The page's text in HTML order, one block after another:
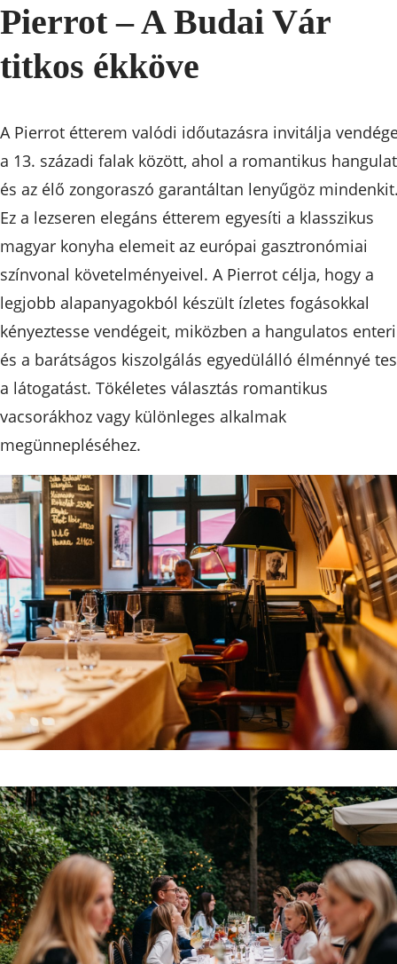
Pierrot – A Budai Vár
titkos ékköve
A Pierrot étterem valódi időutazásra invitálja
a 13. századi falak között, ahol a romantikus hangulat
és az élő zongoraszó garantáltan lenyűgöz
Ez a lezseren elegáns étterem egyesíti a klasszikus
magyar konyha elemeit az európai gasztronómiai
színvonal követelményeivel. A Pierrot célja, hogy a
legjobb alapanyagokból készült ízletes fogásokkal
kényeztesse vendégeit, miközben a hangulatos
és a barátságos kiszolgálás egyedülálló élménnyé
a látogatást. Tökéletes választás romantikus
vacsorákhoz vagy különleges alkalmak
megünnepléséhez.